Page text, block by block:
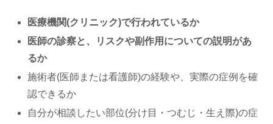
医療機関(クリニック)で行われているか
医師の診察と、リスクや副作用についての説明があ
るか
施術者(医師または看護師)の経験や、実際の症例を確
認できるか
自分が相談したい部位(分け目・つむじ・生え際)の症